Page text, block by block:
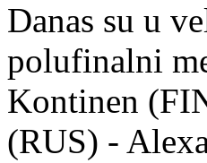
Danas su u
polufinalni
Kontinen
(RUS) -